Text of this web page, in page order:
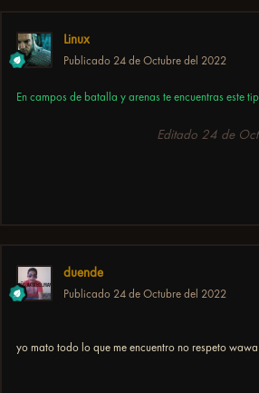
Linux
Publicado 24 de Octubre del 2022
En campos de batalla y arenas te encuentras este
Editado 24 de
duende
Publicado 24 de Octubre del 2022
yo mato todo lo que me encuentro no respeto